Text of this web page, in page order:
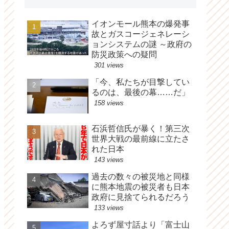
イオンモール熊本の爆発事
故とガスコージェネレーシ
ョンシステムの謎 ～政府の
防災政策への疑問
301 views
「今、私たちが目撃してい
るのは、最後の幕……だ」
158 views
石浜哲信氏が暴く！第三次
世界大戦の最前線に立たさ
れた日本
143 views
過去の数々の被災地と同様
に熊本地震の被災者も日本
政府に見捨てられるだろう
133 views
よろず屋寸話より「富士山